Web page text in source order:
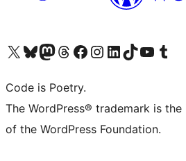
Visita il nostro account X (ex Twitter)
Visita il nostro account Bluesky
Visita il nostro account Mastodon
Visita il nostro account Threads
Visita la nostra pagina Facebook
Visita il nostro account Instagram
Visita il nostro account LinkedIn
Visita il nostro account TikTok
Visita il nostro canale
Visita il nostro
Code is Poetry.
The WordPress® trademark is
of the WordPress Foundation.